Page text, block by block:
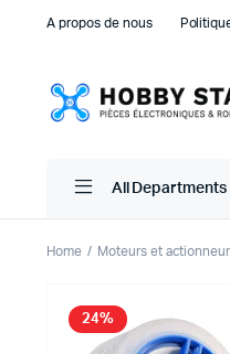
A propos de nous
All Departments
Plaque d’essais
Accessoires arduino
Home Moteurs et
24%